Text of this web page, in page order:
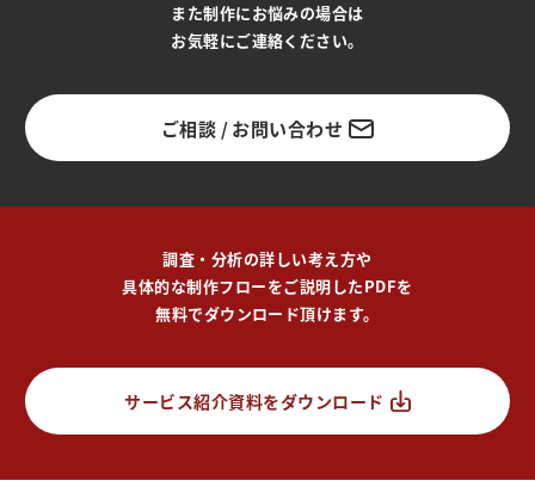
また制作にお悩みの場合は
お気軽にご連絡ください。
ご相談 / お問い合わせ
調査・分析の詳しい考え方や
具体的な制作フローをご説明したPDFを
無料でダウンロード頂けます。
サービス紹介資料をダウンロード